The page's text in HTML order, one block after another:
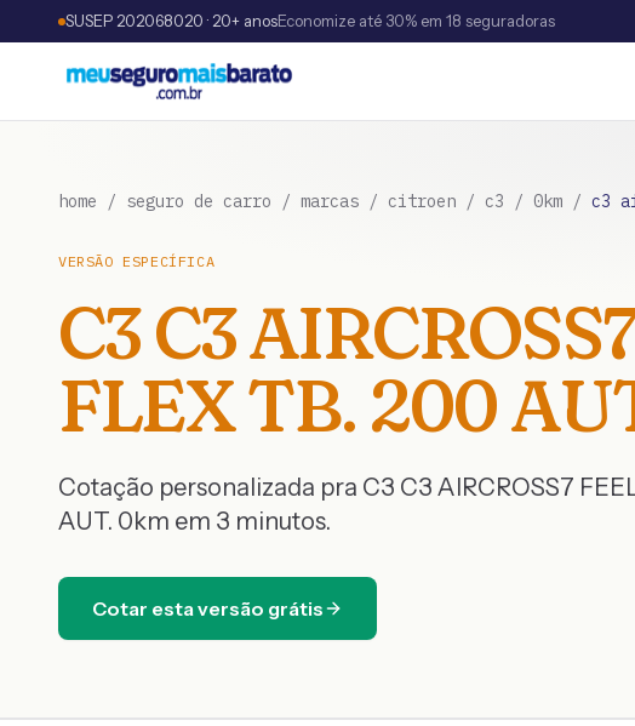
SUSEP 202068020 · 20+ anosEconomize até 30% em 18 seguradoras
home / seguro de carro / marcas / citroen / c3 / 0km / c3
VERSÃO ESPECÍFICA
C3C3
FLEX TB. 200
Cotação personalizada pra C3 C3 AIRCROSS7
AUT. 0km em 3 minutos.
Cotar esta versão grátis